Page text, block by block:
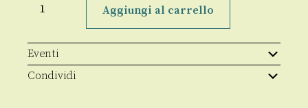
passaggio
e
gli
effetti
sul
Aggiungi al carrello
Eventi
Condividi